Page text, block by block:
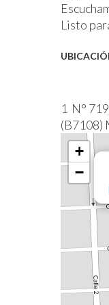
Listo
1 N°
(B7108)
+
−